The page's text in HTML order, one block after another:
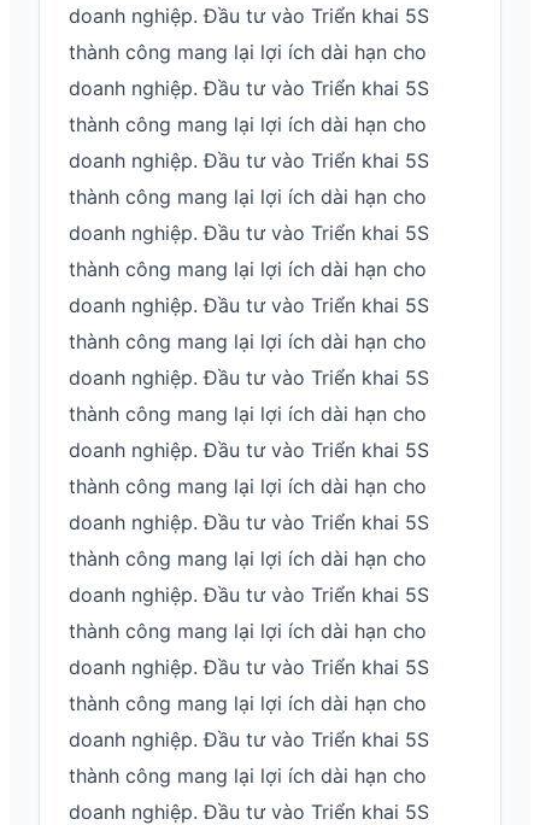
doanh nghiệp. Đầu tư vào Triển khai 5S
thành công mang lại lợi ích dài hạn cho
doanh nghiệp. Đầu tư vào Triển khai 5S
thành công mang lại lợi ích dài hạn cho
doanh nghiệp. Đầu tư vào Triển khai 5S
thành công mang lại lợi ích dài hạn cho
doanh nghiệp. Đầu tư vào Triển khai 5S
thành công mang lại lợi ích dài hạn cho
doanh nghiệp. Đầu tư vào Triển khai 5S
thành công mang lại lợi ích dài hạn cho
doanh nghiệp. Đầu tư vào Triển khai 5S
thành công mang lại lợi ích dài hạn cho
doanh nghiệp. Đầu tư vào Triển khai 5S
thành công mang lại lợi ích dài hạn cho
doanh nghiệp. Đầu tư vào Triển khai 5S
thành công mang lại lợi ích dài hạn cho
doanh nghiệp. Đầu tư vào Triển khai 5S
thành công mang lại lợi ích dài hạn cho
doanh nghiệp. Đầu tư vào Triển khai 5S
thành công mang lại lợi ích dài hạn cho
doanh nghiệp. Đầu tư vào Triển khai 5S
thành công mang lại lợi ích dài hạn cho
doanh nghiệp. Đầu tư vào Triển khai 5S